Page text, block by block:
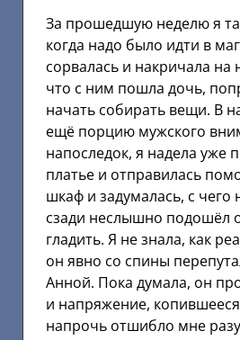
За прошедшую неделю я
когда надо было идти в
сорвалась и накричала на
что с ним пошла дочь,
начать собирать вещи. В
ещё порцию мужского
напоследок, я надела уже
платье и отправилась
шкаф и задумалась, с чего
сзади неслышно подошёл
гладить. Я не знала, как
он явно со спины
Анной. Пока думала, он
и напряжение,
напрочь отшибло мне